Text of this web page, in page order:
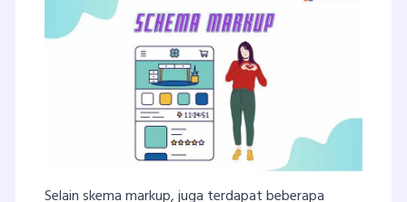
Selain skema markup, juga terdapat beberapa